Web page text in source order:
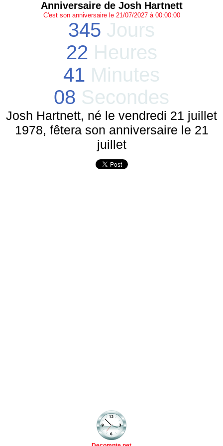
Anniversaire de Josh Hartnett
C'est son anniversaire le 21/07/2027 à 00:00:00
345 Jours
22 Heures
41 Minutes
08 Secondes
Josh Hartnett, né le vendredi 21 juillet
1978, fêtera son anniversaire le 21
juillet